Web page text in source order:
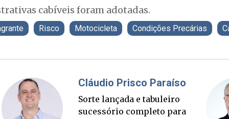
cabíveis foram adotadas.
Risco Motocicleta Condições Precárias
Fabiano Bordignon
Ponte Anita Garibaldi virou
palanque eleitoral